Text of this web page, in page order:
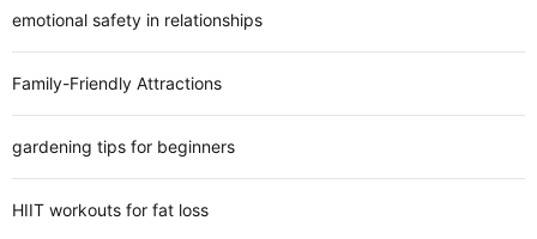
emotional safety in relationships
Family-Friendly Attractions
gardening tips for beginners
HIIT workouts for fat loss